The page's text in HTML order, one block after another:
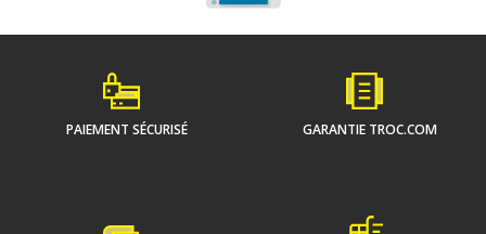
PAIEMENT SÉCURISÉ GARANTIE TROC.COM